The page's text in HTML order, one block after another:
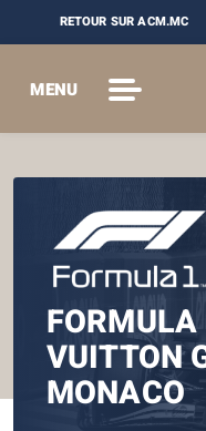
RETOUR SUR ACM.MC
MENU
VUITTON
MONACO